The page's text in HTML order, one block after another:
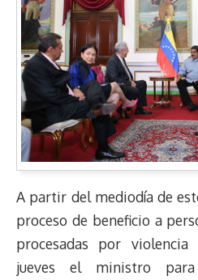
A partir del mediodía de
proceso de beneficio a
procesadas por
jueves el ministro